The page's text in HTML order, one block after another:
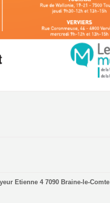
Etienne 4 7090 Braine-le-Comte